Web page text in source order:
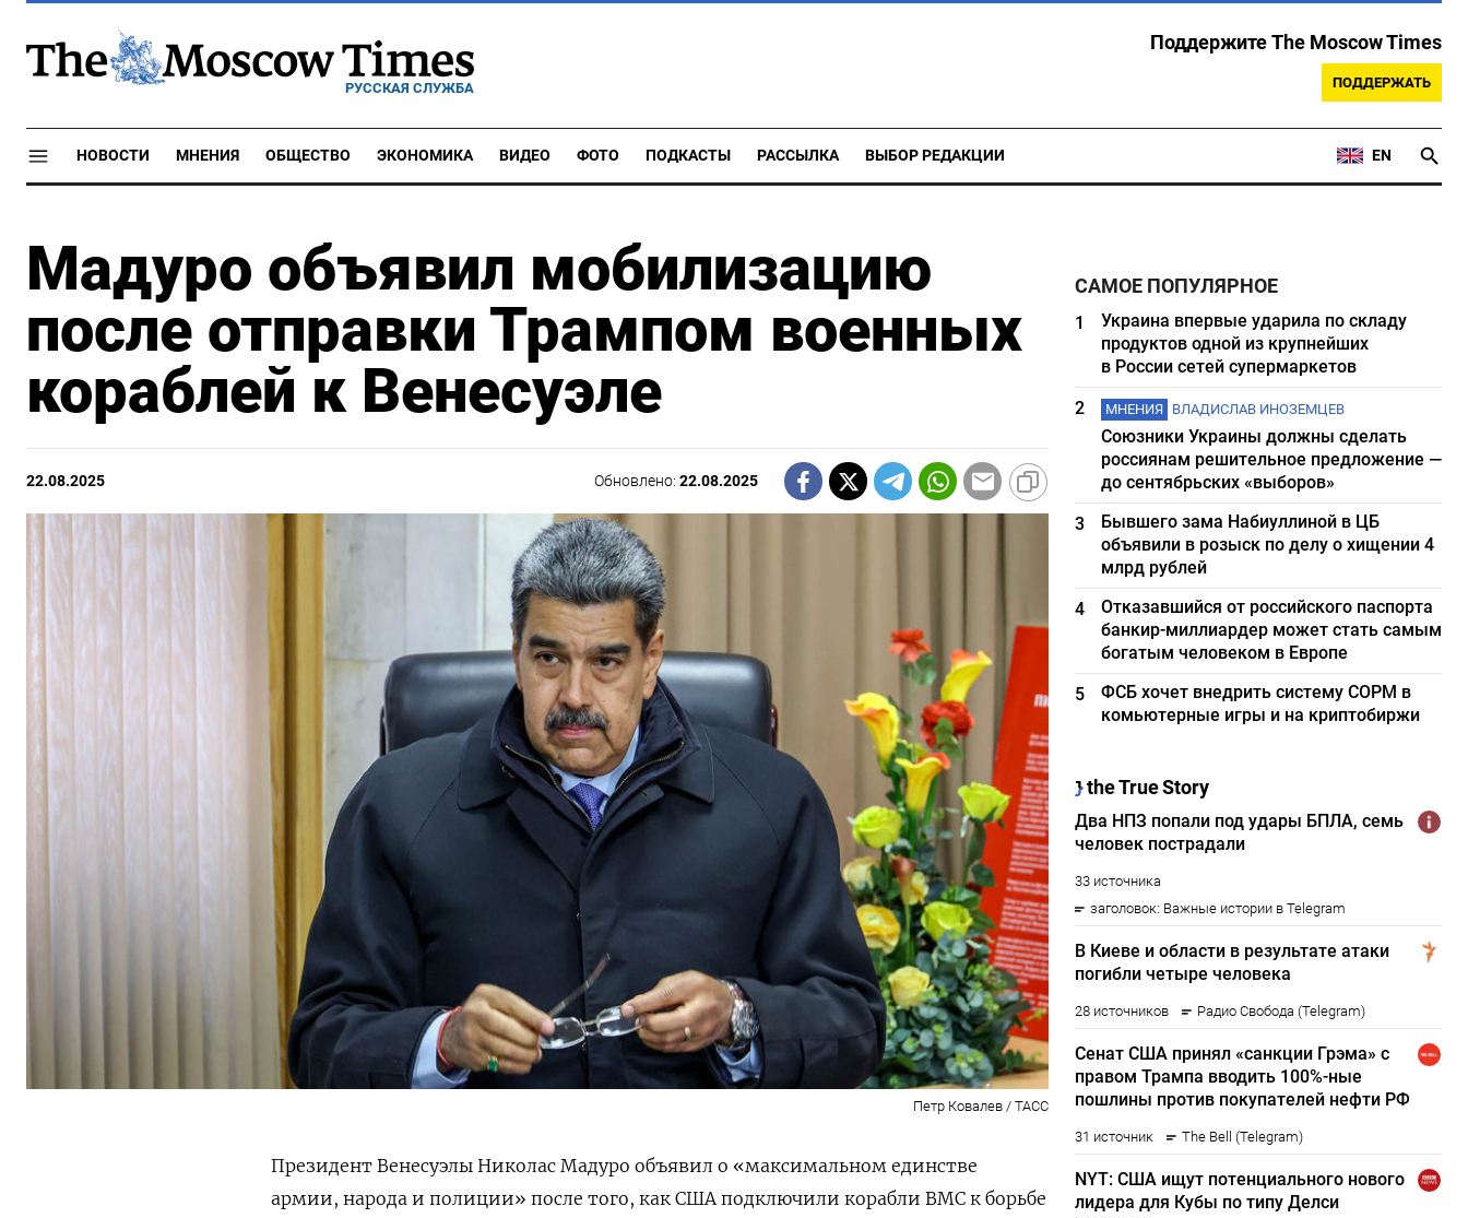
РУССКАЯ СЛУЖБА
Поддержите The Moscow Times
ПОДДЕРЖАТЬ
НОВОСТИ МНЕНИЯ ОБЩЕСТВО ЭКОНОМИКА ВИДЕО ФОТО ПОДКАСТЫ РАССЫЛКА ВЫБОР РЕДАКЦИИ EN
Мадуро объявил мобилизацию
после отправки Трампом военных
кораблей к Венесуэле
22.08.2025 Обновлено:22.08.2025
Петр Ковалев / ТАСС
Президент Венесуэлы Николас Мадуро объявил о «максимальном единстве
армии, народа и полиции» после того, как США подключили корабли ВМС к борьбе
САМОЕ ПОПУЛЯРНОЕ
1
Украина впервые ударила по складу
продуктов одной из крупнейших
в России сетей супермаркетов
2
МНЕНИЯ ВЛАДИСЛАВ ИНОЗЕМЦЕВ
Союзники Украины должны сделать
россиянам решительное предложение —
до сентябрьских «выборов»
3
Бывшего зама Набиуллиной в ЦБ
объявили в розыск по делу о хищении 4
млрд рублей
4
Отказавшийся от российского паспорта
банкир-миллиардер может стать самым
богатым человеком в Европе
5
ФСБ хочет внедрить систему СОРМ в
комьютерные игры и на криптобиржи